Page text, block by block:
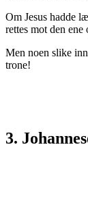
Om Jesus hadde
rettes mot den
Men noen slike
trone!
3.